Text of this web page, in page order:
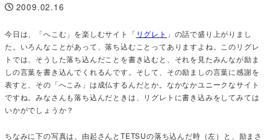
投稿日
2009.02.16
今日は、「へこむ」を楽しむサイト「 リグレト 」の話で盛り上がりまし
た。いろんなことがあって、落ち込むことってありますよね。このリグレ
トでは、そうした落ち込んだことを書き込むと、それを見たみんなが励ま
しの言葉を書き込んでくれるんです。そして、その励ましの言葉に感謝を
表すと、その「へこみ」は成仏するんだとか。なかなかユニークなサイト
ですね。みなさんも落ち込んだときは、リグレトに書き込みをしてみては
いかがでしょうか？
ちなみに下の写真は、由起さんとTETSUの落ち込んだ時（左）と、励まさ